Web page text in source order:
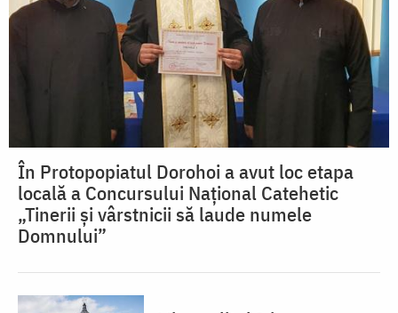
În Protopopiatul Dorohoi a avut loc etapa
locală a Concursului Național Catehetic
„Tinerii și vârstnicii să laude numele
Domnului”